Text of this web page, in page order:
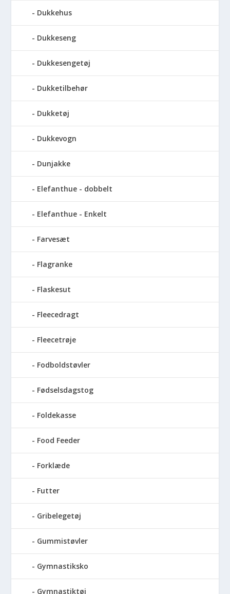
Dukkehus
Dukkeseng
Dukkesengetøj
Dukketilbehør
Dukketøj
Dukkevogn
Dunjakke
Elefanthue - dobbelt
Elefanthue - Enkelt
Farvesæt
Flagranke
Flaskesut
Fleecedragt
Fleecetrøje
Fodboldstøvler
Fødselsdagstog
Foldekasse
Food Feeder
Forklæde
Futter
Gribelegetøj
Gummistøvler
Gymnastiksko
Gymnastiktøj